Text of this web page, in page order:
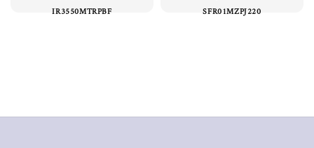
IR3550MTRPBF SFR01MZPJ220